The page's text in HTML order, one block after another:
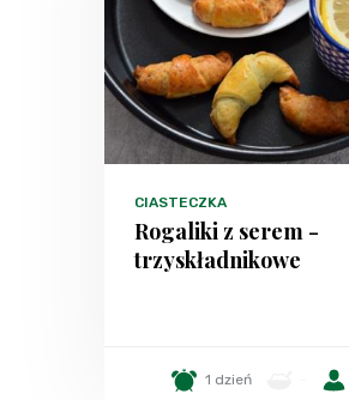
CIASTECZKA
Rogaliki z serem -
trzyskładnikowe
1 dzień